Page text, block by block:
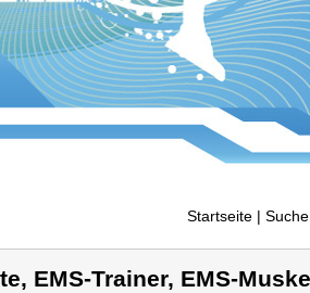
Startseite |
EMS-Trainer, EMS-